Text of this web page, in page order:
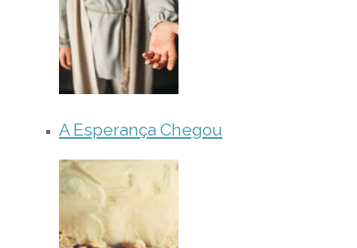
A Esperança Chegou